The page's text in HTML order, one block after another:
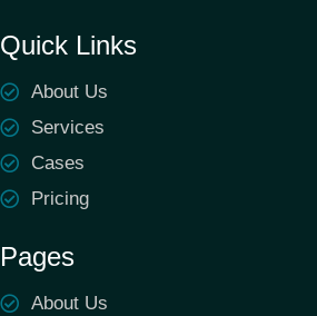
Quick Links
About Us
Services
Cases
Pricing
Pages
About Us